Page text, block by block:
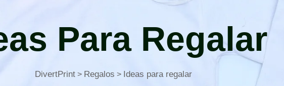
Para Regalar
DivertPrint> Regalos > Ideas para regalar